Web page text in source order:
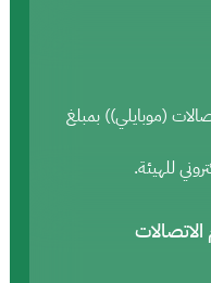
(موبايلي)) بمبلغ
للهيئة.